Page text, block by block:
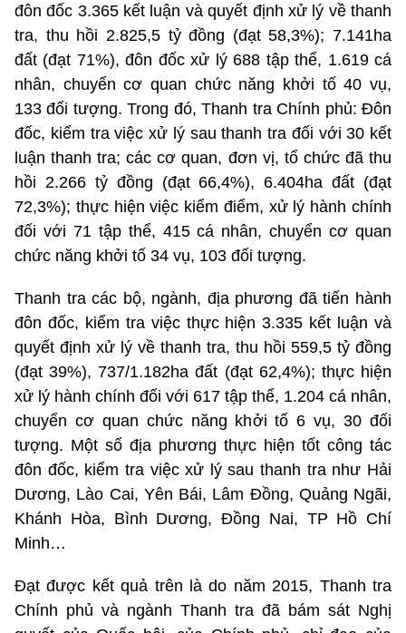
đôn đốc 3.365 kết luận và quyết định xử lý về thanh
tra, thu hồi 2.825,5 tỷ đồng (đạt 58,3%); 7.141ha
đất (đạt 71%), đôn đốc xử lý 688 tập thể, 1.619 cá
nhân, chuyển cơ quan chức năng khởi tố 40 vụ,
133 đối tượng. Trong đó, Thanh tra Chính phủ: Đôn
đốc, kiểm tra việc xử lý sau thanh tra đối với 30 kết
luận thanh tra; các cơ quan, đơn vị, tổ chức đã thu
hồi 2.266 tỷ đồng (đạt 66,4%), 6.404ha đất (đạt
72,3%); thực hiện việc kiểm điểm, xử lý hành chính
đối với 71 tập thể, 415 cá nhân, chuyển cơ quan
chức năng khởi tố 34 vụ, 103 đối tượng.
Thanh tra các bộ, ngành, địa phương đã tiến hành
đôn đốc, kiểm tra việc thực hiện 3.335 kết luận và
quyết định xử lý về thanh tra, thu hồi 559,5 tỷ đồng
(đạt 39%), 737/1.182ha đất (đạt 62,4%); thực hiện
xử lý hành chính đối với 617 tập thể, 1.204 cá nhân,
chuyển cơ quan chức năng khởi tố 6 vụ, 30 đối
tượng. Một số địa phương thực hiện tốt công tác
đôn đốc, kiểm tra việc xử lý sau thanh tra như Hải
Dương, Lào Cai, Yên Bái, Lâm Đồng, Quảng Ngãi,
Khánh Hòa, Bình Dương, Đồng Nai, TP Hồ Chí
Minh…
Đạt được kết quả trên là do năm 2015, Thanh tra
Chính phủ và ngành Thanh tra đã bám sát Nghị